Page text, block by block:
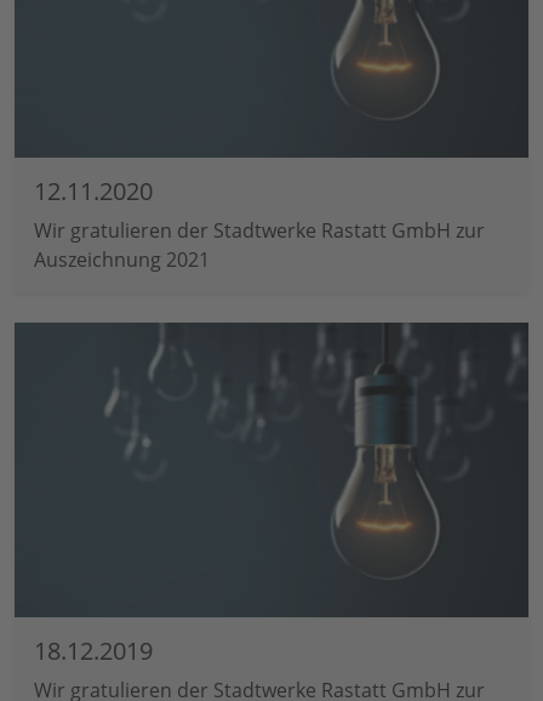
12.11.2020
Wir gratulieren der Stadtwerke Rastatt GmbH zur
Auszeichnung 2021
18.12.2019
Wir gratulieren der Stadtwerke Rastatt GmbH zur